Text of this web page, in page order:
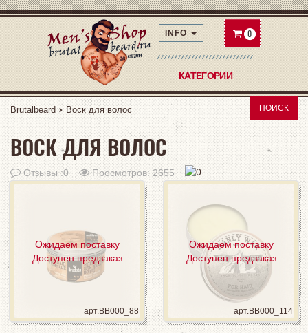
INFO
КАТЕГОРИИ
0
ПОИСК
Brutalbeard Воск для волос
ВОСК ДЛЯ ВОЛОС
Отзывы :0 Просмотров: 2655
Ожидаем поставку
Доступен предзаказ
арт.BB000_88
Ожидаем поставку
Доступен предзаказ
арт.BB000_114